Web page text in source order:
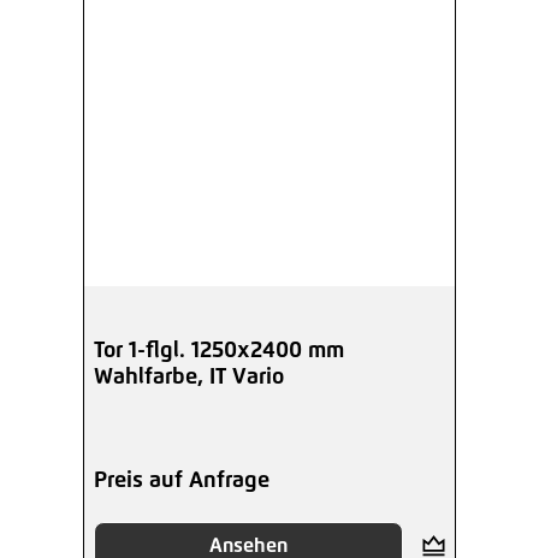
Tor 1-flgl. 1250x2400 mm
Wahlfarbe, IT Vario
Preis auf Anfrage
Ansehen